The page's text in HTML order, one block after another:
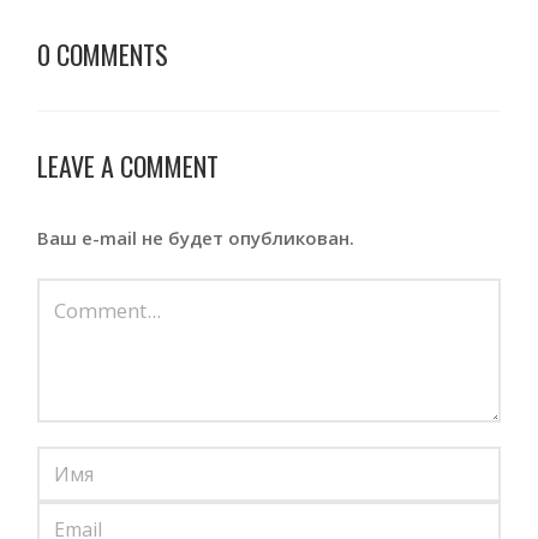
0 COMMENTS
LEAVE A COMMENT
Ваш e-mail не будет опубликован.